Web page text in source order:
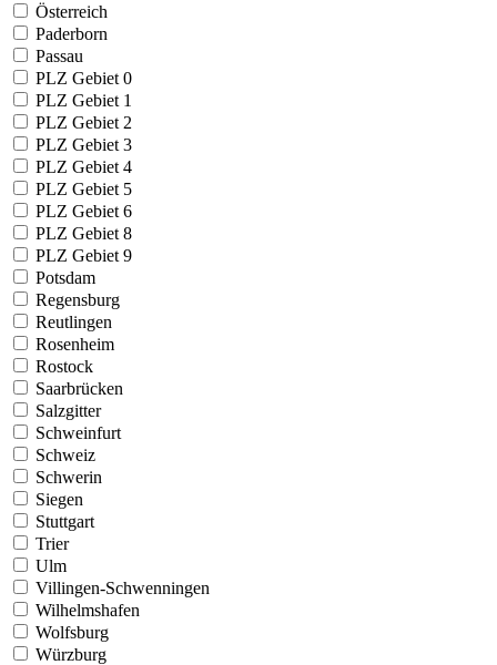
Österreich
Paderborn
Passau
PLZ Gebiet 0
PLZ Gebiet 1
PLZ Gebiet 2
PLZ Gebiet 3
PLZ Gebiet 4
PLZ Gebiet 5
PLZ Gebiet 6
PLZ Gebiet 8
PLZ Gebiet 9
Potsdam
Regensburg
Reutlingen
Rosenheim
Rostock
Saarbrücken
Salzgitter
Schweinfurt
Schweiz
Schwerin
Siegen
Stuttgart
Trier
Ulm
Villingen-Schwenningen
Wilhelmshafen
Wolfsburg
Würzburg